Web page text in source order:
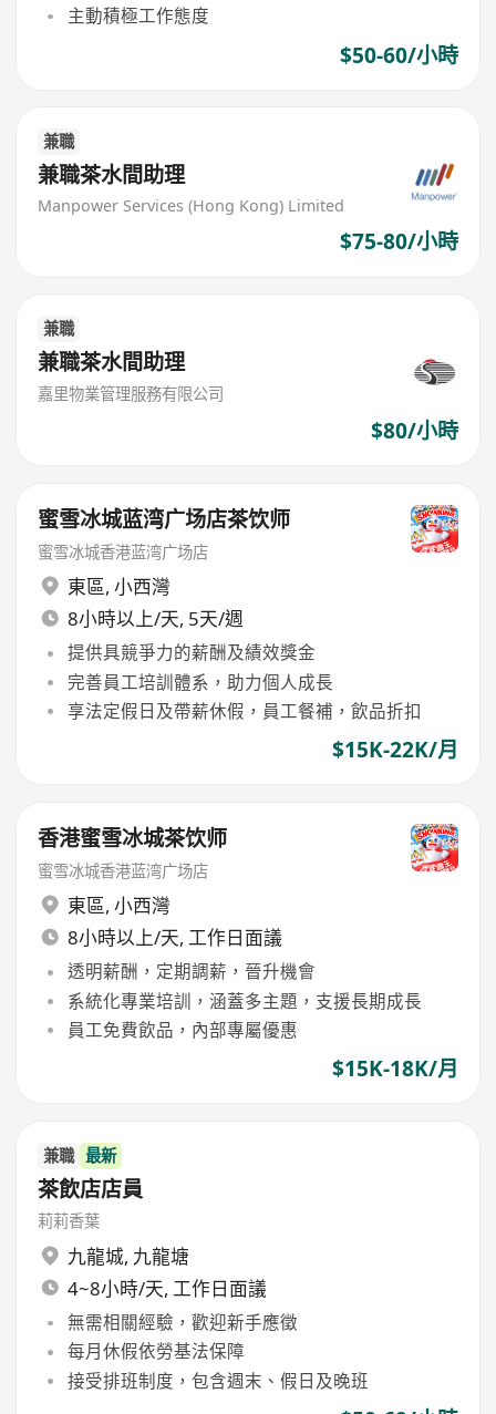
主動積極工作態度
$50-60/小時
兼職
兼職茶水間助理
Manpower Services (Hong Kong) Limited
$75-80/小時
兼職
兼職茶水間助理
嘉里物業管理服務有限公司
$80/小時
蜜雪冰城蓝湾广场店茶饮师
蜜雪冰城香港蓝湾广场店
東區, 小西灣
8小時以上/天, 5天/週
提供具競爭力的薪酬及績效獎金
完善員工培訓體系，助力個人成長
享法定假日及帶薪休假，員工餐補，飲品折扣
$15K-22K/月
香港蜜雪冰城茶饮师
蜜雪冰城香港蓝湾广场店
東區, 小西灣
8小時以上/天, 工作日面議
透明薪酬，定期調薪，晉升機會
系統化專業培訓，涵蓋多主題，支援長期成長
員工免費飲品，內部專屬優惠
$15K-18K/月
兼職 最新
茶飲店店員
莉莉香葉
九龍城, 九龍塘
4~8小時/天, 工作日面議
無需相關經驗，歡迎新手應徵
每月休假依勞基法保障
接受排班制度，包含週末、假日及晚班